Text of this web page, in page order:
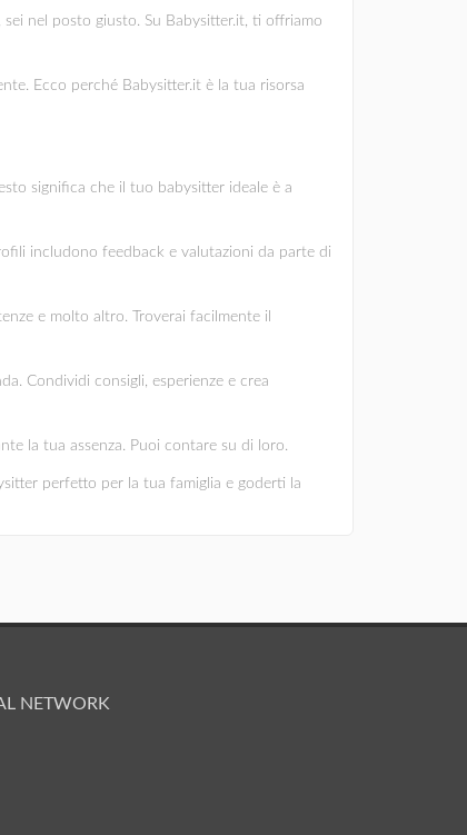
nel posto giusto. Su Babysitter.it, ti offriamo
Ecco perché Babysitter.it è la tua risorsa
significa che il tuo babysitter ideale è a
includono feedback e valutazioni da parte di
e molto altro. Troverai facilmente il
Condividi consigli, esperienze e crea
la tua assenza. Puoi contare su di loro.
perfetto per la tua famiglia e goderti la
NETWORK